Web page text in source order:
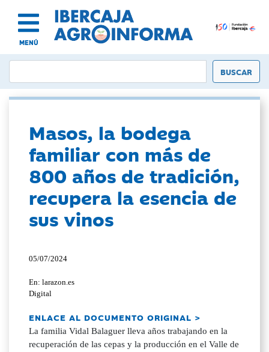
MENÚ
Masos, la bodega
familiar con más de
800 años de tradición,
recupera la esencia de
sus vinos
05/07/2024
En: larazon.es
Digital
ENLACE AL DOCUMENTO ORIGINAL >
La familia Vidal Balaguer lleva años trabajando en la
recuperación de las cepas y la producción en el Valle de